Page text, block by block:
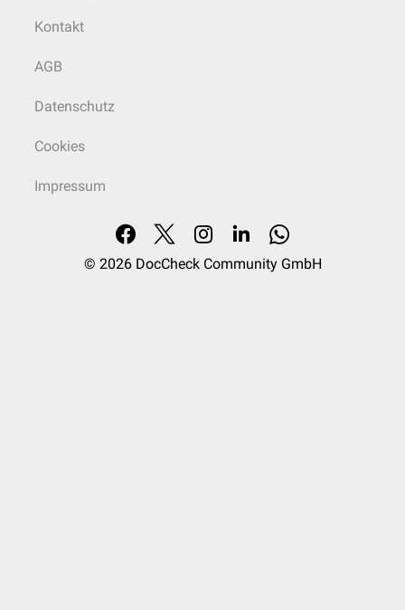
Kontakt
AGB
Datenschutz
Cookies
Impressum
© 2026 DocCheck Community GmbH